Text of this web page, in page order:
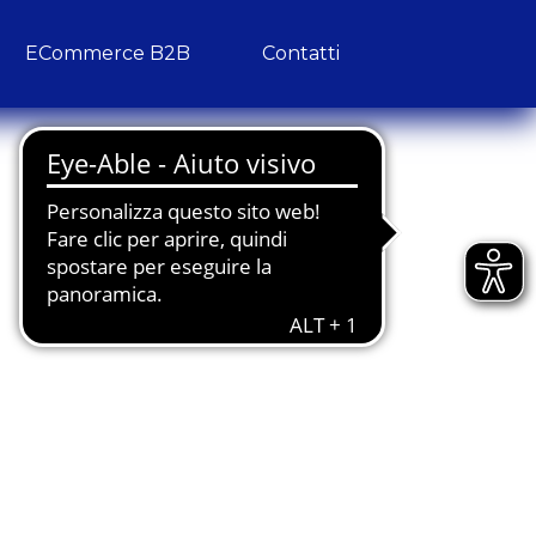
ECommerce B2B Contatti
Date”